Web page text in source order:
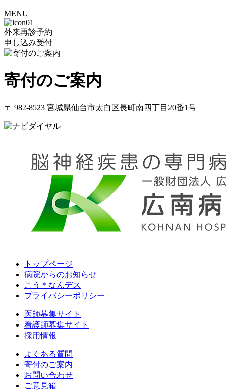
MENU
外来再診予約
申し込み受付
寄付のご案内
〒 982-8523 宮城県仙台市太白区長町南四丁目20番1号
トップページ
病院からのお知らせ
こう＊なんデス
プライバシーポリシー
医師募集サイト
看護師募集サイト
採用情報
よくある質問
寄付のご案内
お問い合わせ
ご意見箱